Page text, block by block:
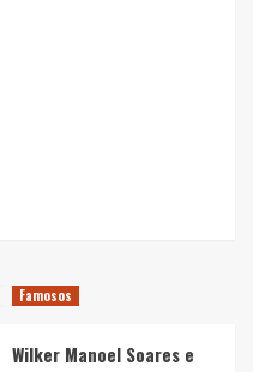
Famosos
Wilker Manoel Soares e